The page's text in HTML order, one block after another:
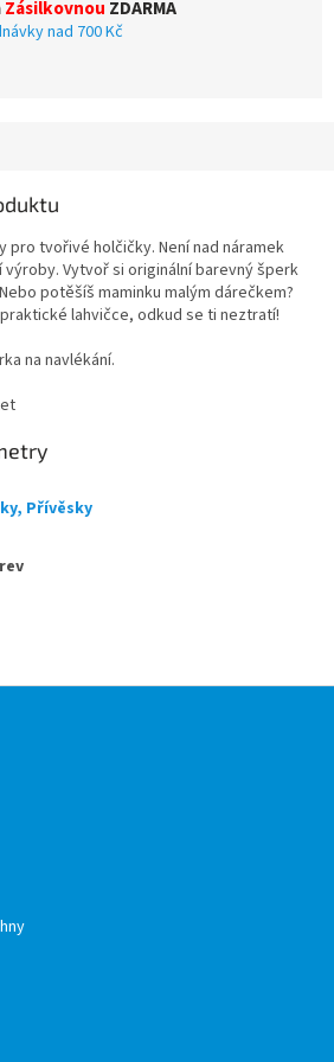
Zásilkovnou ZDARMA
nad 700 Kč
pro tvořivé holčičky. Není nad náramek
Vytvoř si originální barevný šperk
potěšíš maminku malým dárečkem?
lahvičce, odkud se ti neztratí!
na navlékání.
Přívěsky